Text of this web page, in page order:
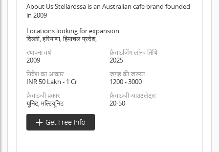
About Us Stellarossa is an Australian cafe brand founded
in 2009
Locations looking for expansion
दिल्ली, हरियाणा, हिमाचल प्रदेश,
स्थापना वर्ष
2009
फ़्रैंचाइजिंग लॉन्च तिथि
2025
निवेश का आकार
INR 50 Lakh - 1 Cr
जगह की जरुरत
1200 - 3000
फ़्रैंचाइजी प्रकार
यूनिट, मल्टियूनिट
फ़्रैंचाइजी आउटलेट्स
20-50